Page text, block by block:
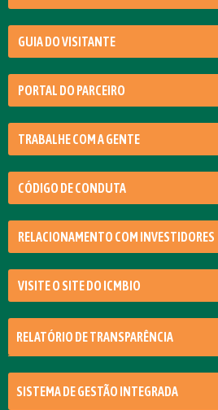
GUIA DO VISITANTE
PORTAL DO PARCEIRO
TRABALHE COM A GENTE
CÓDIGO DE CONDUTA
RELACIONAMENTO COM INVESTIDORES
VISITE O SITE DO ICMBIO
RELATÓRIO DE TRANSPARÊNCIA
SISTEMA DE GESTÃO INTEGRADA